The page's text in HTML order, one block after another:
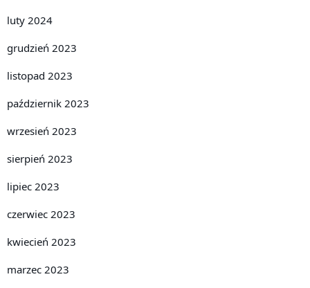
luty 2024
grudzień 2023
listopad 2023
październik 2023
wrzesień 2023
sierpień 2023
lipiec 2023
czerwiec 2023
kwiecień 2023
marzec 2023